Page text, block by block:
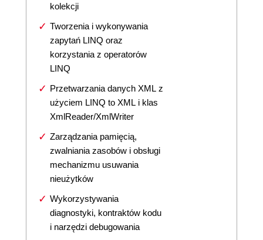
kolekcji
Tworzenia i wykonywania
zapytań LINQ oraz
korzystania z operatorów
LINQ
Przetwarzania danych XML z
użyciem LINQ to XML i klas
XmlReader/XmlWriter
Zarządzania pamięcią,
zwalniania zasobów i obsługi
mechanizmu usuwania
nieużytków
Wykorzystywania
diagnostyki, kontraktów kodu
i narzędzi debugowania